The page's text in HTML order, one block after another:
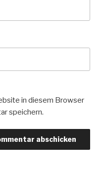
in diesem Browser
speichern.